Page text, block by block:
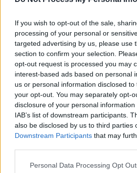
If you wish to opt-out of the sale,
processing of your personal or
targeted advertising by us, please use
section to confirm your selection.
opt-out request is processed you may
interest-based ads based on personal
us or personal information disclosed
your opt-out. You may separately opt-
disclosure of your personal
IAB’s list of downstream participants.
also be disclosed by us to third parties
Downstream Participants that may
Personal Data Processing Opt
PACE (Peia)
Acțiunea Conservatoare (Târziu)
PDF (Lazarus)
PUSL (D. Voiculescu)
PNȚCD (Pavelescu)
PNCR (Terheș)
Partidul Patrioților (Surugiu)
FAR (Coarnă)
România pe Primul Loc (Ponta)
Altul